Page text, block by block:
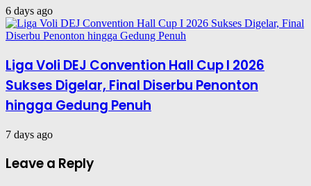
6 days ago
Liga Voli DEJ Convention Hall Cup I 2026
Sukses Digelar, Final Diserbu Penonton
hingga Gedung Penuh
7 days ago
Leave a Reply